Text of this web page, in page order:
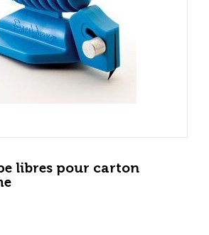
libres pour carton